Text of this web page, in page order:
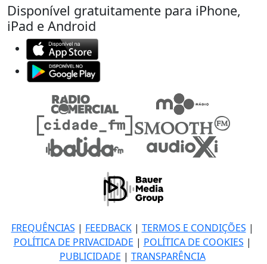
Disponível gratuitamente para iPhone,
iPad e Android
FREQUÊNCIAS | FEEDBACK| TERMOS E CONDIÇÕES |
POLÍTICA DE PRIVACIDADE | POLÍTICA DE COOKIES |
PUBLICIDADE | TRANSPARÊNCIA